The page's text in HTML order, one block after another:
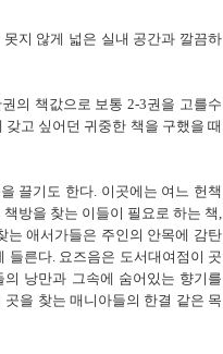
지 않게 넓은 실내 공간과 깔끔하
의 책값으로 보통 2-3권을 고를수
고 싶어던 귀중한 책을 구했을 때
끌기도 한다. 이곳에는 여느 헌책
방을 찾는 이들이 필요로 하는 책,
는 애서가들은 주인의 안목에 감탄
들른다. 요즈음은 도서대여점이 곳
낭만과 그속에 숨어있는 향기를
을 찾는 매니아들의 한결 같은 목